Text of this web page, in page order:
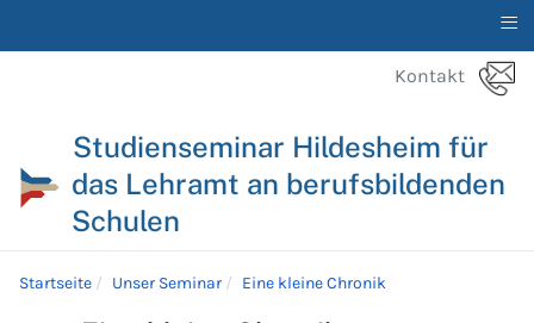
Kontakt
Studienseminar Hildesheim für
das Lehramt an berufsbildenden
Schulen
Startseite Unser Seminar Eine kleine Chronik
≡